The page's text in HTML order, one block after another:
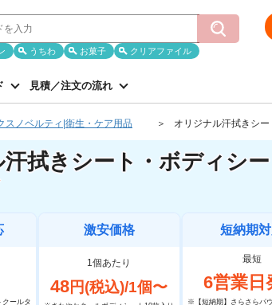
うちわ お菓子 クリアファイル
見積／注文の流れ
スノベルティ|衛生・ケア用品 オリジナル汗拭きシ
拭きシート・ボディシー
ールタ
激安価格
1個あたり
48円(税込)/1個〜
短納期
最短
6営業日
※【短納期】さらさらパ